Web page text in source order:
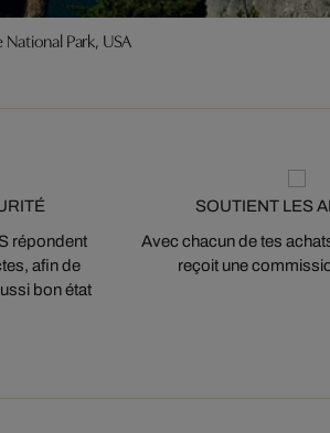
Park, USA
répondent
afin de
bon état
SOUTIENT LES
Avec chacun de tes
reçoit une